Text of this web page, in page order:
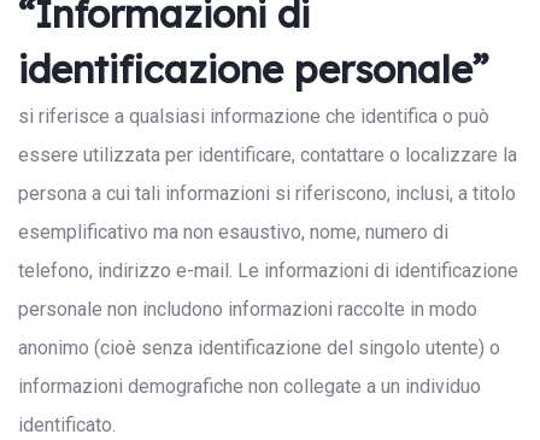
“Informazioni di
identificazione personale”
si riferisce a qualsiasi informazione che identifica o può
essere utilizzata per identificare, contattare o localizzare la
persona a cui tali informazioni si riferiscono, inclusi, a titolo
esemplificativo ma non esaustivo, nome, numero di
telefono, indirizzo e-mail. Le informazioni di identificazione
personale non includono informazioni raccolte in modo
anonimo (cioè senza identificazione del singolo utente) o
informazioni demografiche non collegate a un individuo
identificato.